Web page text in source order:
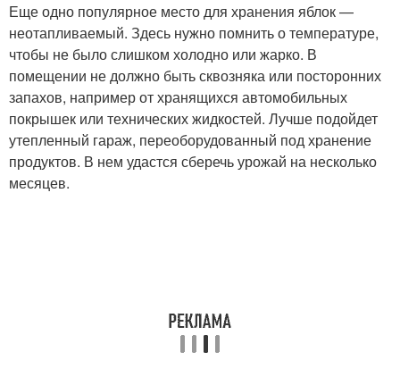
Еще одно популярное место для хранения яблок —
неотапливаемый. Здесь нужно помнить о температуре,
чтобы не было слишком холодно или жарко. В
помещении не должно быть сквозняка или посторонних
запахов, например от хранящихся автомобильных
покрышек или технических жидкостей. Лучше подойдет
утепленный гараж, переоборудованный под хранение
продуктов. В нем удастся сберечь урожай на несколько
месяцев.